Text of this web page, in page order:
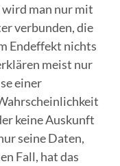
man nur mit
verbunden, die
Endeffekt nichts
meist nur
einer
keine Auskunft
seine Daten,
Fall, hat das